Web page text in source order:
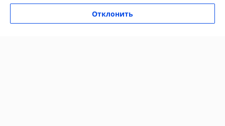
Сайт создан на платформе Deal.by
Отклонить